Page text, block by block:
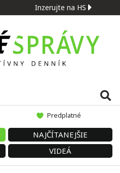
Inzerujte na HS
Predplatné
NAJČÍTANEJŠIE
VIDEÁ